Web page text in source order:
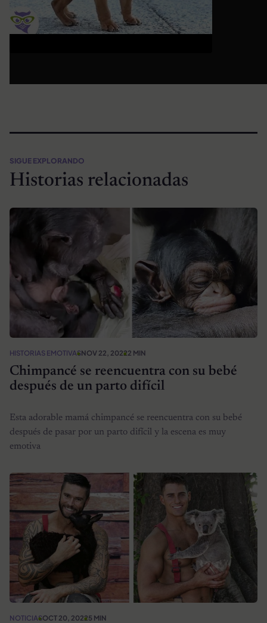
SIGUE EXPLORANDO
Historias relacionadas
HISTORIAS EMOTIVASNOV 22, 20222 MIN
Chimpancé se reencuentra con su bebé
después de un parto difícil
Esta adorable mamá chimpancé se reencuentra con su bebé
después de pasar por un parto difícil y la escena es muy
emotiva
NOTICIASOCT 20, 20225 MIN